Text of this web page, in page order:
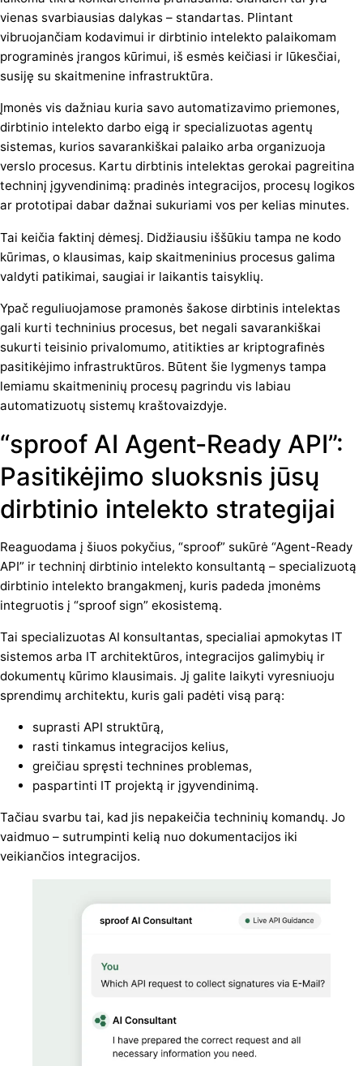
vienas svarbiausias dalykas – standartas. Plintant
vibruojančiam kodavimui ir dirbtinio intelekto palaikomam
programinės įrangos kūrimui, iš esmės keičiasi ir lūkesčiai,
susiję su skaitmenine infrastruktūra.
Įmonės vis dažniau kuria savo automatizavimo priemones,
dirbtinio intelekto darbo eigą ir specializuotas agentų
sistemas, kurios savarankiškai palaiko arba organizuoja
verslo procesus. Kartu dirbtinis intelektas gerokai pagreitina
techninį įgyvendinimą: pradinės integracijos, procesų logikos
ar prototipai dabar dažnai sukuriami vos per kelias minutes.
Tai keičia faktinį dėmesį. Didžiausiu iššūkiu tampa ne kodo
kūrimas, o klausimas, kaip skaitmeninius procesus galima
valdyti patikimai, saugiai ir laikantis taisyklių.
Ypač reguliuojamose pramonės šakose dirbtinis intelektas
gali kurti techninius procesus, bet negali savarankiškai
sukurti teisinio privalomumo, atitikties ar kriptografinės
pasitikėjimo infrastruktūros. Būtent šie lygmenys tampa
lemiamu skaitmeninių procesų pagrindu vis labiau
automatizuotų sistemų kraštovaizdyje.
“sproof AI Agent-Ready API”:
Pasitikėjimo sluoksnis jūsų
dirbtinio intelekto strategijai
Reaguodama į šiuos pokyčius, “sproof” sukūrė “Agent-Ready
API” ir techninį dirbtinio intelekto konsultantą – specializuotą
dirbtinio intelekto brangakmenį, kuris padeda įmonėms
integruotis į “sproof sign” ekosistemą.
Tai specializuotas AI konsultantas, specialiai apmokytas IT
sistemos arba IT architektūros, integracijos galimybių ir
dokumentų kūrimo klausimais. Jį galite laikyti vyresniuoju
sprendimų architektu, kuris gali padėti visą parą:
suprasti API struktūrą,
rasti tinkamus integracijos kelius,
greičiau spręsti technines problemas,
paspartinti IT projektą ir įgyvendinimą.
Tačiau svarbu tai, kad jis nepakeičia techninių komandų. Jo
vaidmuo – sutrumpinti kelią nuo dokumentacijos iki
veikiančios integracijos.